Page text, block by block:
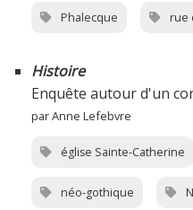
Phalecque rue
Histoire
Enquête autour d'un
par Anne Lefebvre
église Sainte-Catherine
néo-gothique